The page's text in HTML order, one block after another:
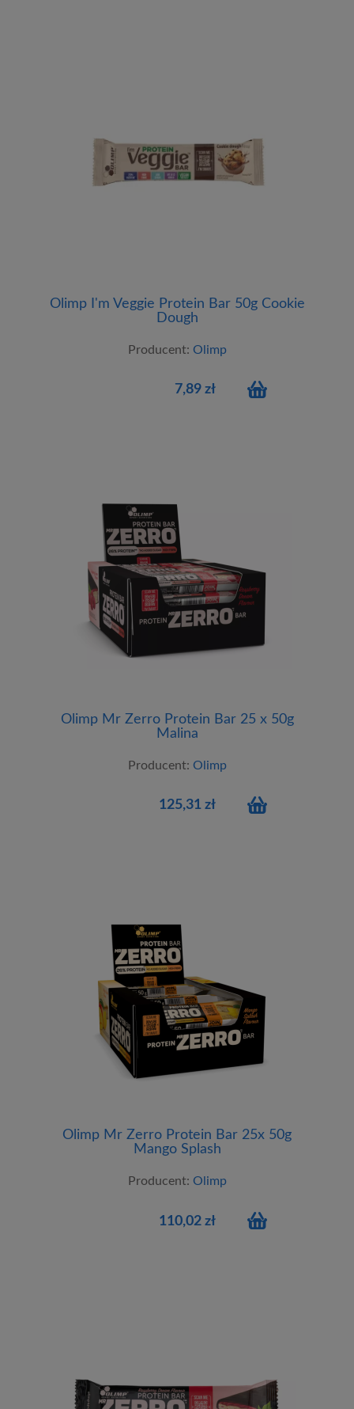
Olimp I'm Veggie Protein Bar 50g Cookie
Dough
Producent: Olimp
7,89 zł
Olimp Mr Zerro Protein Bar 25 x 50g
Malina
Producent: Olimp
125,31 zł
Olimp Mr Zerro Protein Bar 25x 50g
Mango Splash
Producent: Olimp
110,02 zł